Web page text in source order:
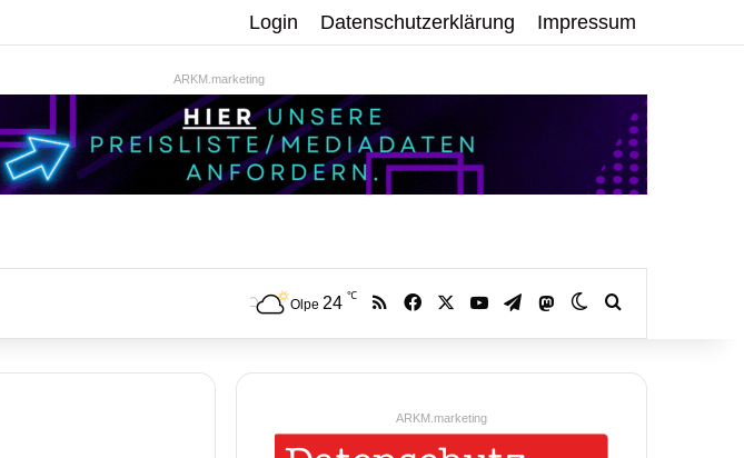
Login Datenschutzerklärung Impressum
ARKM.marketing
Olpe 24 ℃ RSS Facebook YouTubeTelegramMastodonSkin umschalten
ARKM.marketing